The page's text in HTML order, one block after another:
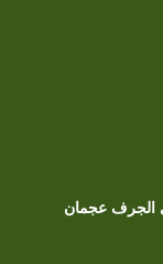
الجرف عجمان